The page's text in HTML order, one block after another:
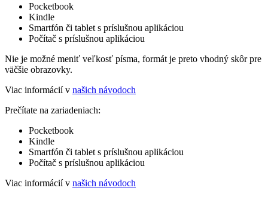
Pocketbook
Kindle
Smartfón či tablet s príslušnou aplikáciou
Počítač s príslušnou aplikáciou
Nie je možné meniť veľkosť písma, formát je preto vhodný skôr pre
väčšie obrazovky.
Viac informácií v našich návodoch
Prečítate na zariadeniach:
Pocketbook
Kindle
Smartfón či tablet s príslušnou aplikáciou
Počítač s príslušnou aplikáciou
Viac informácií v našich návodoch